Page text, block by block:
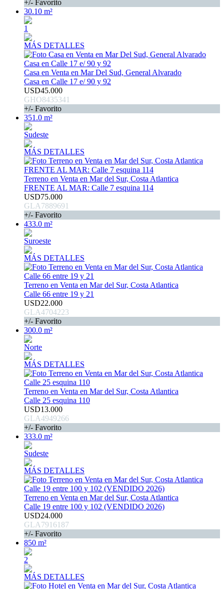
+/- Favorito
30.10 m²
1
MÁS DETALLES
Casa en Venta en Mar Del Sud, General Alvarado
Casa en Calle 17 e/ 90 y 92
USD45.000
GHO8435341
+/- Favorito
351.0 m²
Sudeste
MÁS DETALLES
Terreno en Venta en Mar del Sur, Costa Atlantica
FRENTE AL MAR: Calle 7 esquina 114
USD75.000
GLA7889691
+/- Favorito
433.0 m²
Suroeste
MÁS DETALLES
Terreno en Venta en Mar del Sur, Costa Atlantica
Calle 66 entre 19 y 21
USD22.000
GLA4704223
+/- Favorito
300.0 m²
Norte
MÁS DETALLES
Terreno en Venta en Mar del Sur, Costa Atlantica
Calle 25 esquina 110
USD13.000
GLA4949266
+/- Favorito
333.0 m²
Sudeste
MÁS DETALLES
Terreno en Venta en Mar del Sur, Costa Atlantica
Calle 19 entre 100 y 102 (VENDIDO 2026)
USD24.000
GLA7916187
+/- Favorito
850 m²
2
MÁS DETALLES